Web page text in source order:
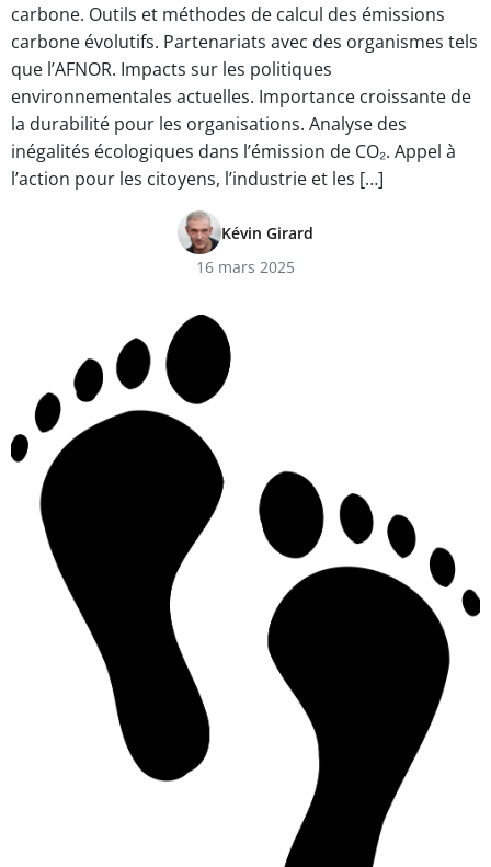
carbone. Outils et méthodes de calcul des émissions
carbone évolutifs. Partenariats avec des organismes tels
que l’AFNOR. Impacts sur les politiques
environnementales actuelles. Importance croissante de
la durabilité pour les organisations. Analyse des
inégalités écologiques dans l’émission de CO₂. Appel à
l’action pour les citoyens, l’industrie et les […]
Kévin Girard
16 mars 2025